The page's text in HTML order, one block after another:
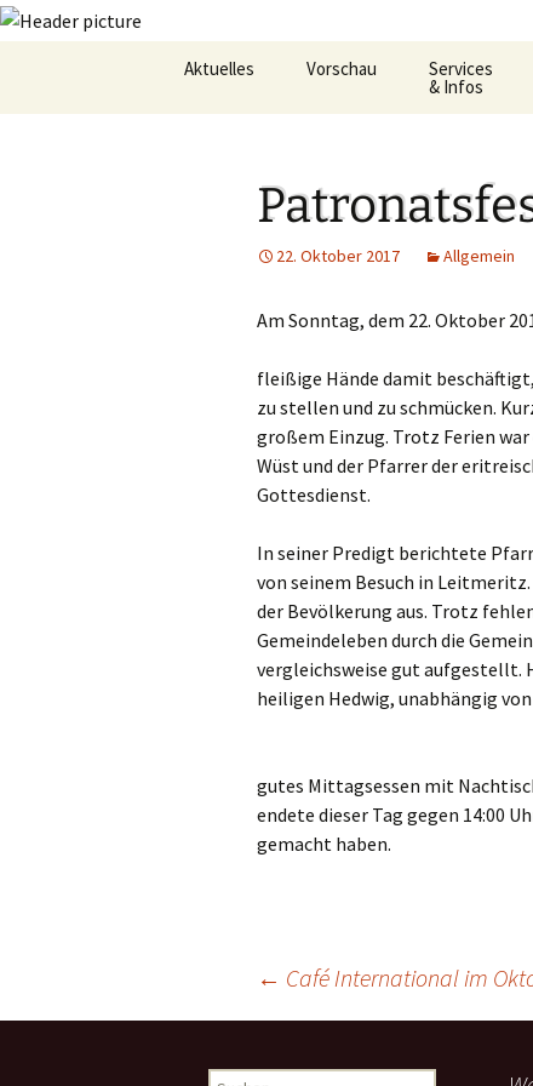
Zum
springen
Aktuelles Vorschau
Zukunftswerkstatt –
Startseite
Services
& Infos
St.Hildegard
für das
L&K Pläne
Links
Oekum.
Prävention
Limburg
Unsere
22. Oktober 2017 Allgemein
Am Sonntag, dem 22. Oktober
fleißige Hände damit
zu stellen und zu schmücken.
großem Einzug. Trotz Ferien
Wüst und der Pfarrer der
Gottesdienst.
In seiner Predigt berichtete
von seinem Besuch in
der Bevölkerung aus. Trotz
Gemeindeleben durch die
vergleichsweise gut aufgestellt.
heiligen Hedwig, unabhängig
gutes Mittagsessen mit
endete dieser Tag gegen 14:00
gemacht haben.
Beitragsnavigation
← Café International im